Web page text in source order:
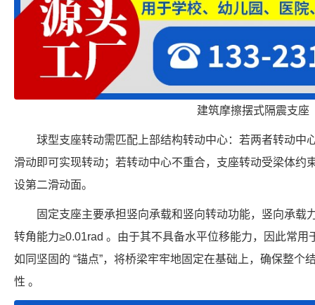
建筑摩擦摆式隔震支座
球型支座转动需匹配上部结构转动中心：若两者转动中
滑动即可实现转动；若转动中心不重合，支座转动受梁体约
设第二滑动面。
固定支座主要承担竖向承载和竖向转动功能，竖向承载
转角能力≥0.01rad 。由于其不具备水平位移能力，因此常
如同坚固的 “锚点”，将桥梁牢牢地固定在基础上，确保整个
性 。